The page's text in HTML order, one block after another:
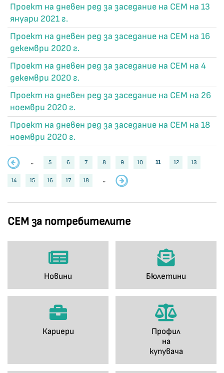
СЕМ за потребителите
Новини Бюлетини
Кариери
Профил
на
купувача
Проект на дневен ред за заседание на СЕМ на 13
януари 2021 г.
Проект на дневен ред за заседание на СЕМ на 16
декември 2020 г.
Проект на дневен ред за заседание на СЕМ на 4
декември 2020 г.
Проект на дневен ред за заседание на СЕМ на 26
ноември 2020 г.
Проект на дневен ред за заседание на СЕМ на 18
ноември 2020 г.
.. 5 6 7 8 9 10 11 12 13
14 15 16 17 18 ..